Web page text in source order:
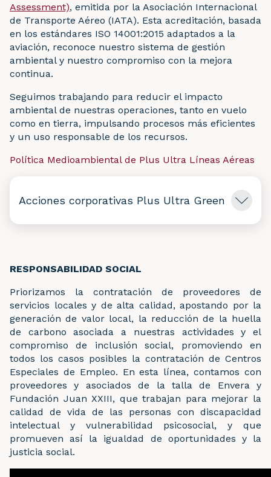
Assessment), emitida por la Asociación Internacional
de Transporte Aéreo (IATA). Esta acreditación, basada
en los estándares ISO 14001:2015 adaptados a la
aviación, reconoce nuestro sistema de gestión
ambiental y nuestro compromiso con la mejora
continua.
Seguimos trabajando para reducir el impacto
ambiental de nuestras operaciones, tanto en vuelo
como en tierra, impulsando procesos más eficientes
y un uso responsable de los recursos.
Política Medioambiental de Plus Ultra Líneas Aéreas
Acciones corporativas Plus Ultra Green
monitorizamos el consumo de combustible de
prácticas para mejorar la eficiencia en vuelo.
Gracias a este análisis, desde mediados de 2023
implementamos una reducción del 25 % en la
recarga de agua en los tanques de los aviones,
disminuyendo el peso a bordo y, por tanto, el
consumo de combustible.
Además, registramos nuestra Huella de Carbono
y desarrollamos acciones de compensación y
proyectos de absorción de CO₂ que contribuyen a
minimizar nuestro impacto ambiental.
Transparencia en emisiones: participación en
IATA CO₂ Connect
RESPONSABILIDAD SOCIAL
Priorizamos la contratación de proveedores de
servicios locales y de alta calidad, apostando por la
generación de valor local, la reducción de la huella
de carbono asociada a nuestras actividades y el
compromiso de inclusión social, promoviendo en
todos los casos posibles la contratación de Centros
Especiales de Empleo. En esta línea, contamos con
proveedores y asociados de la talla de Envera y
Fundación Juan XXIII, que trabajan para mejorar la
calidad de vida de las personas con discapacidad
intelectual y vulnerabilidad psicosocial, y que
promueven así la igualdad de oportunidades y la
justicia social.